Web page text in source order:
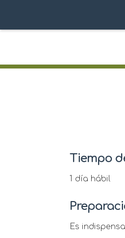
Tiempo
1 día hábil
Es